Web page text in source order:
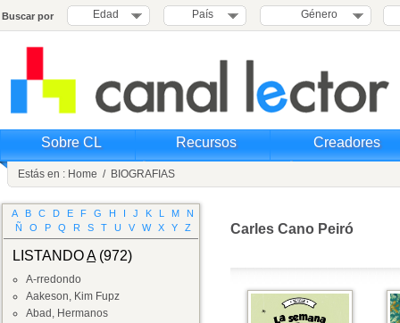
Buscar por Edad País Género
Sobre CL Recursos Creadores
Estás en : Home / BIOGRAFIAS
A B C D E F G H I J K L M
N
Ñ
O P Q R S T U V W X Y Z
LISTANDOA(972)
A-rredondo
Aakeson, Kim Fupz
Abad, Hermanos
Carles Cano Peiró